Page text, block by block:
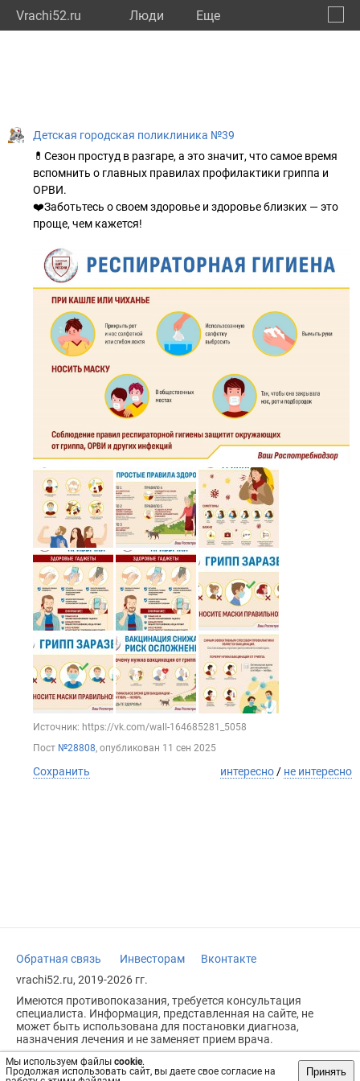
Vrachi52.ru Люди Eще
Мы используем файлы cookie.
Продолжая использовать сайт, вы даете свое согласие на
Принять
Детская городская поликлиника №39
💊Сезон простуд в разгаре, а это значит, что самое время
вспомнить о главных правилах профилактики гриппа и
ОРВИ.
❤️Заботьтесь о своем здоровье и здоровье близких — это
проще, чем кажется!
Источник: https://vk.com/wall-164685281_5058
Пост №28808, опубликован 11 сен 2025
Сохранить интересно / не интересно
Обратная связь Инвесторам
Вконтакте
vrachi52.ru, 2019-2026 гг.
Имеются противопоказания, требуется консультация
специалиста. Информация, представленная на сайте, не
может быть использована для постановки диагноза,
назначения лечения и не заменяет прием врача.
Возрастное ограничение: 18+